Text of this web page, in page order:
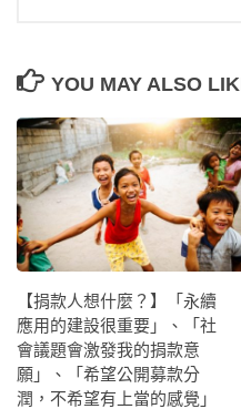
YOU MAY ALSO
【捐款人想什麼？】「永續
應用的建設很重要」、「社
會議題會激發我的捐款意
願」、「希望公開募款分
潤，不希望有上當的感覺」